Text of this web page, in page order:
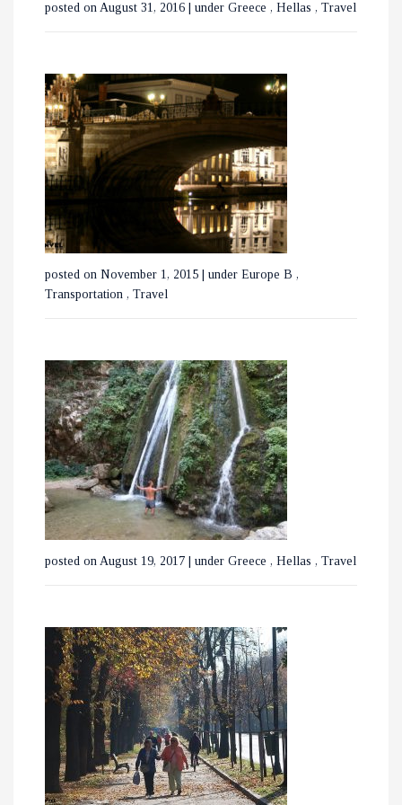
posted on August 31, 2016 under Greece , Hellas , Travel
posted on November 1, 2015 under Europe B ,
Transportation , Travel
ΟΙ ΚΑΤΑΡΡΑΚΤΕΣ ΤΗΣ
ΒΑΡΒΑΡΑΣ ΣΤΗΝ ΟΡΕΙΝΗ
ΧΑΛΚΙΔΙΚΗ
posted on August 19, 2017 under Greece , Hellas , Travel
ΕΞΕΡΕΥΝΩΝΤΑΣ ΤΟ
ΒΟΥΚΟΥΡΕΣΤΙ ΣΕ 3 ΗΜΕΡΕΣ